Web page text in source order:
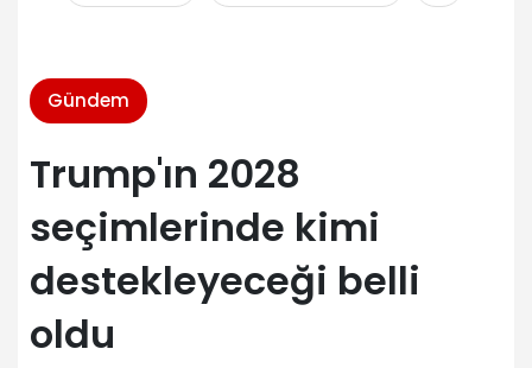
Gündem
Trump'ın 2028
seçimlerinde kimi
destekleyeceği belli
oldu